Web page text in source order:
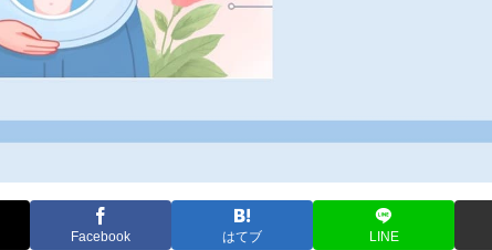
Facebook はてブ LINE